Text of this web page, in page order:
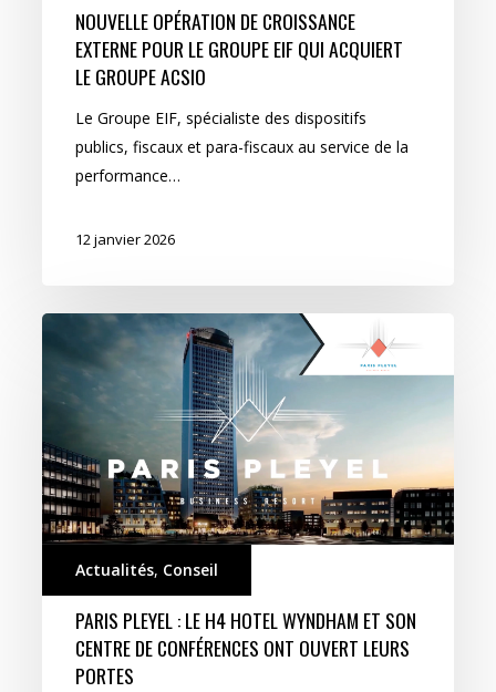
NOUVELLE OPÉRATION DE CROISSANCE
EXTERNE POUR LE GROUPE EIF QUI ACQUIERT
LE GROUPE ACSIO
Le Groupe EIF, spécialiste des dispositifs
publics, fiscaux et para-fiscaux au service de la
performance…
12 janvier 2026
Actualités, Conseil
PARIS PLEYEL : LE H4 HOTEL WYNDHAM ET SON
CENTRE DE CONFÉRENCES ONT OUVERT LEURS
PORTES